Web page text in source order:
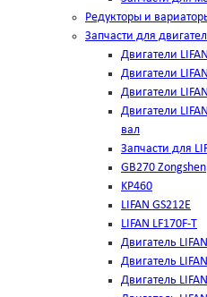
Редукторы и
Запчасти для
Двигатели
Двигатели
Двигатели
Двигатели
вал
Запчасти для
GB270 Zongshen
KP460
LIFAN GS212E
LIFAN LF170F-T
Двигатель
Двигатель
Двигатель